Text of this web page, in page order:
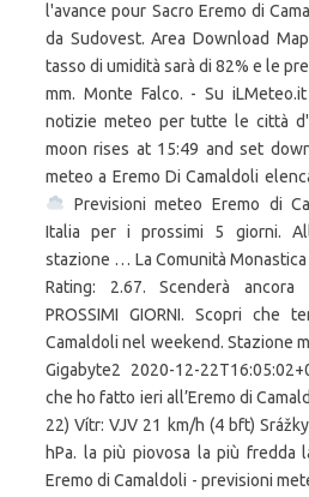
l'avance pour Sacro Eremo di
da Sudovest. Area Download
tasso di umidità sarà di 82% e le
mm. Monte Falco. - Su
notizie meteo per tutte le città
moon rises at 15:49 and set
meteo a Eremo Di Camaldoli
Previsioni meteo Eremo di
Italia per i prossimi 5 giorni.
stazione … La Comunità
Rating: 2.67. Scenderà
PROSSIMI GIORNI. Scopri che
Camaldoli nel weekend. Stazione
Gigabyte2 2020-12-
che ho fatto ieri all’Eremo di
22) Vítr: VJV 21 km/h (4 bft)
hPa. la più piovosa la più fredda
Eremo di Camaldoli - previsioni